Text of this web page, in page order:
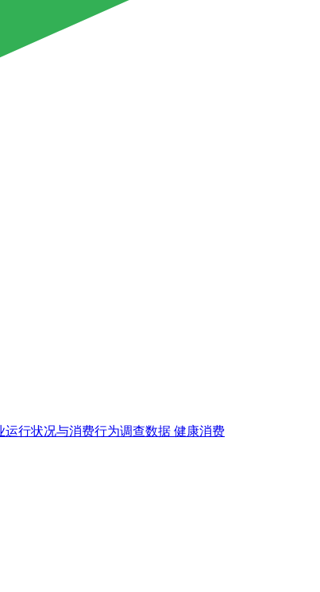
运行状况与消费行为调查数据 健康消费